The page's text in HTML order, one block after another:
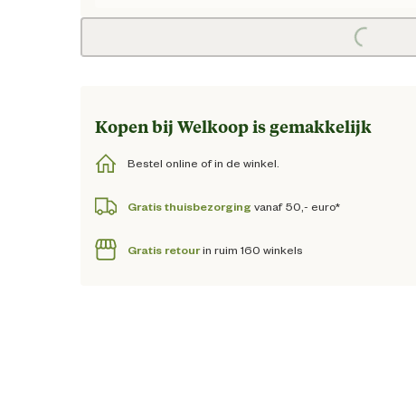
Kopen bij Welkoop is gemakkelijk
Bestel online of in de winkel.
Gratis thuisbezorging vanaf 50,- euro*
Gratis retourin ruim 160 winkels